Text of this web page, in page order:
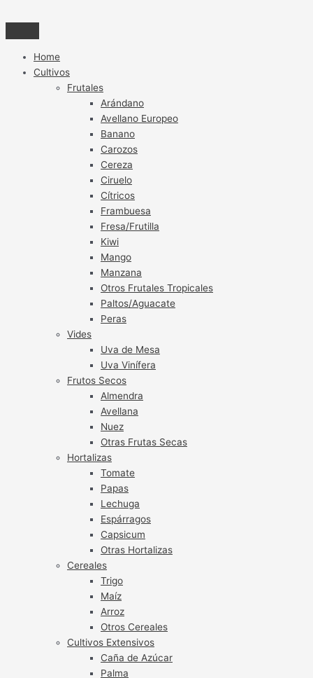
Home
Cultivos
Frutales
Arándano
Avellano Europeo
Banano
Carozos
Cereza
Ciruelo
Cítricos
Frambuesa
Fresa/Frutilla
Kiwi
Mango
Manzana
Otros Frutales Tropicales
Paltos/Aguacate
Peras
Vides
Uva de Mesa
Uva Vinífera
Frutos Secos
Almendra
Avellana
Nuez
Otras Frutas Secas
Hortalizas
Tomate
Papas
Lechuga
Espárragos
Capsicum
Otras Hortalizas
Cereales
Trigo
Maíz
Arroz
Otros Cereales
Cultivos Extensivos
Caña de Azúcar
Palma